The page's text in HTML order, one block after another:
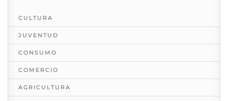
CULTURA
JUVENTUD
CONSUMO
COMERCIO
AGRICULTURA